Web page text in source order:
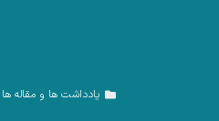
یادداشت ها و مقاله ها